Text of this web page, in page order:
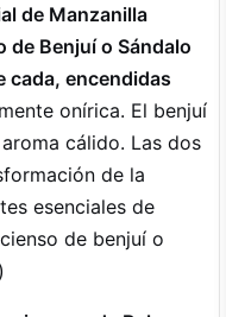
de Manzanilla
de Benjuí o Sándalo
cada, encendidas
onírica. El benjuí
cálido. Las dos
de la
esenciales de
de benjuí o